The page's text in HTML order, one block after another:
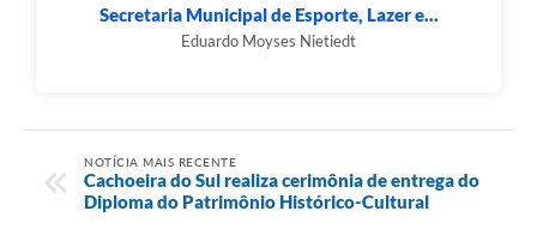
Secretaria Municipal de Esporte, Lazer e...
Eduardo Moyses Nietiedt
NOTÍCIA MAIS RECENTE
Cachoeira do Sul realiza cerimônia de entrega do
Diploma do Patrimônio Histórico-Cultural